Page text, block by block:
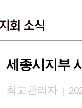
세종시지부
최고관리자